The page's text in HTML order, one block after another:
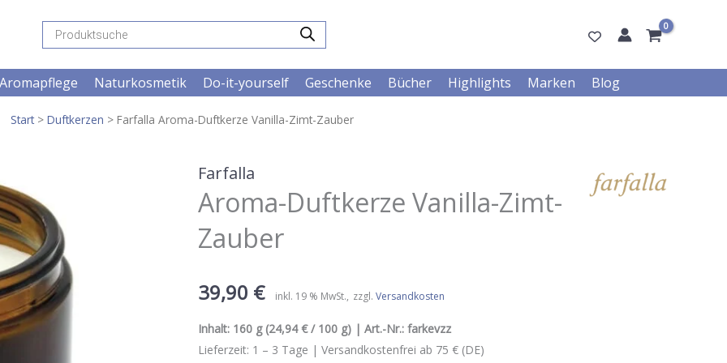
Products
search
Aromapflege Naturkosmetik Do-it-yourself Geschenke Bücher Highlights Marken Blog
Start> Duftkerzen > Farfalla Aroma-Duftkerze Vanilla-Zimt-Zauber
Farfalla
Aroma-Duftkerze Vanilla-Zimt-
Zauber
39,90 € inkl. 19 % MwSt. zzgl. Versandkosten
Inhalt: 160 g(24,94 € / 100 g) | Art.-Nr.: farkevzz
Lieferzeit: 1 – 3 Tage | Versandkostenfrei ab 75 € (DE)